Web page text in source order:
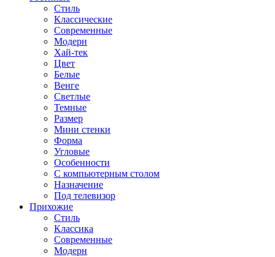
Стиль
Классические
Современные
Модерн
Хай-тек
Цвет
Белые
Венге
Светлые
Темные
Размер
Мини стенки
Форма
Угловые
Особенности
С компьютерным столом
Назначение
Под телевизор
Прихожие
Стиль
Классика
Современные
Модерн